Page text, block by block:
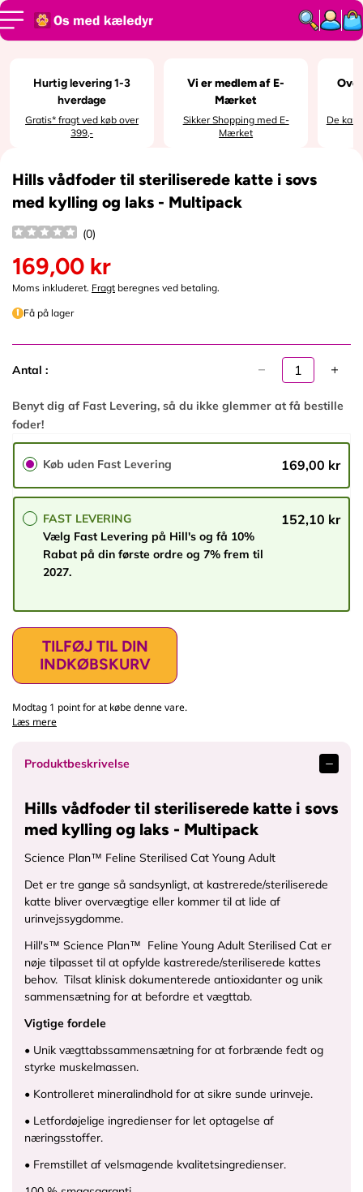
SPRING TIL
INDHOLD
Hurtig levering 1-3
hverdage
Gratis* fragt ved køb over
399,-
Vi er medlem af E-
Mærket
Sikker Shopping med E-
Mærket
De kan
Hills vådfoder til steriliserede katte i sovs
med kylling og laks - Multipack
(0)
N
o
m
l
p
s
169,00 kr
Moms inkluderet. Fragt beregnes ved betaling.
Få på lager
Antal :
Benyt dig af Fast Levering, så du ikke glemmer at få bestille
foder!
Køb uden Fast Levering 169,00 kr
FAST LEVERING
Vælg Fast Levering på Hill's og få 10%
Rabat på din første ordre og 7% frem til
2027.
152,10 kr
TILFØJ TIL DIN
INDKØBSKURV
Modtag 1 point for at købe denne vare.
Læs mere
Produktbeskrivelse
Hills vådfoder til steriliserede katte i sovs
med kylling og laks - Multipack
Science Plan™ Feline Sterilised Cat Young Adult
Det er tre gange så sandsynligt, at kastrerede/steriliserede
katte bliver overvægtige eller kommer til at lide af
urinvejssygdomme.
Hill's™ Science Plan™ Feline Young Adult Sterilised Cat er
nøje tilpasset til at opfylde kastrerede/steriliserede kattes
behov. Tilsat klinisk dokumenterede antioxidanter og unik
sammensætning for at befordre et vægttab.
Vigtige fordele
• Unik vægttabssammensætning for at forbrænde fedt og
styrke muskelmassen.
• Kontrolleret mineralindhold for at sikre sunde urinveje.
• Letfordøjelige ingredienser for let optagelse af
næringsstoffer.
• Fremstillet af velsmagende kvalitetsingredienser.